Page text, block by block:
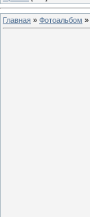
Главная » Фотоальбом »